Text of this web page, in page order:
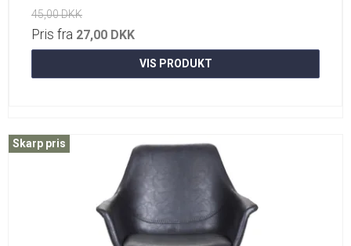
45,00 DKK
Pris fra 27,00 DKK
VIS PRODUKT
Skarp pris